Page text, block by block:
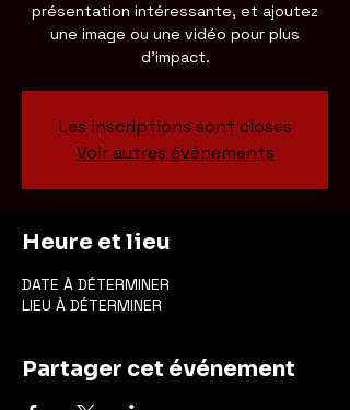
présentation intéressante, et ajoutez
une image ou une vidéo pour plus
d'impact.
Les inscriptions sont closes
Voir autres événements
Heure et lieu
DATE À DÉTERMINER
LIEU À DÉTERMINER
Partager cet événement